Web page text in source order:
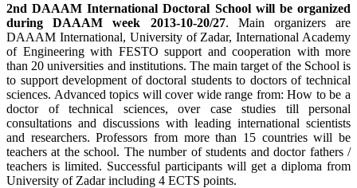
2nd DAAAM International Doctoral School will be organized
during DAAAM week 2013-10-20/27. Main organizers are
DAAAM International, University of Zadar, International Academy
of Engineering with FESTO support and cooperation with more
than 20 universities and institutions. The main target of the School is
to support development of doctoral students to doctors of technical
sciences. Advanced topics will cover wide range from: How to be a
doctor of technical sciences, over case studies till personal
consultations and discussions with leading international scientists
and researchers. Professors from more than 15 countries will be
teachers at the school. The number of students and doctor fathers /
teachers is limited. Successful participants will get a diploma from
University of Zadar including 4 ECTS points.